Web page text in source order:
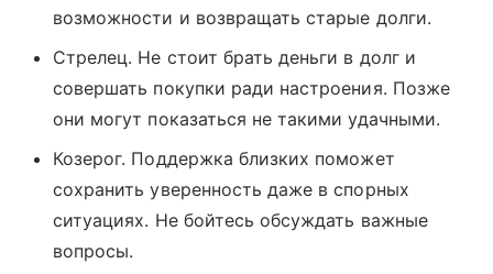
возможности и возвращать старые долги.
Стрелец. Не стоит брать деньги в долг и
совершать покупки ради настроения. Позже
они могут показаться не такими удачными.
Козерог. Поддержка близких поможет
сохранить уверенность даже в спорных
ситуациях. Не бойтесь обсуждать важные
вопросы.